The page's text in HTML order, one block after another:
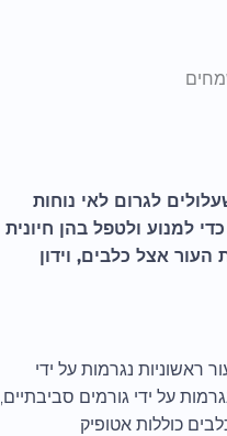
לגרום לאי נוחות
למנוע ולטפל בהן חיונית
אצל כלבים, וידון
ראשוניות נגרמות על ידי
על ידי גורמים סביבתיים,
כוללות אטופיק